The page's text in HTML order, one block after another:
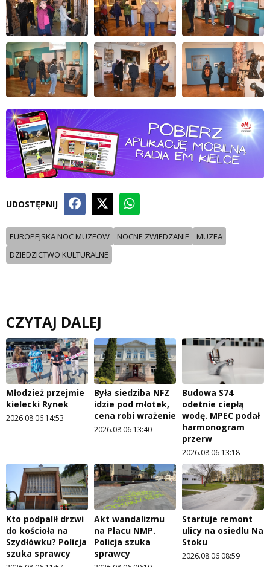
UDOSTĘPNIJ
EUROPEJSKA NOC MUZEOW NOCNE ZWIEDZANIE
MUZEA
DZIEDZICTWO KULTURALNE
CZYTAJ DALEJ
Młodzież przejmie
kielecki Rynek
2026.08.06 14:53
Była siedziba NFZ
idzie pod młotek,
cena robi wrażenie
2026.08.06 13:40
Budowa S74
odetnie ciepłą
wodę. MPEC podał
harmonogram
przerw
2026.08.06 13:18
Kto podpalił drzwi
do kościoła na
Szydłówku? Policja
szuka sprawcy
Akt wandalizmu
na Placu NMP.
Policja szuka
sprawcy
Startuje remont
ulicy na osiedlu Na
Stoku
2026.08.06 08:59